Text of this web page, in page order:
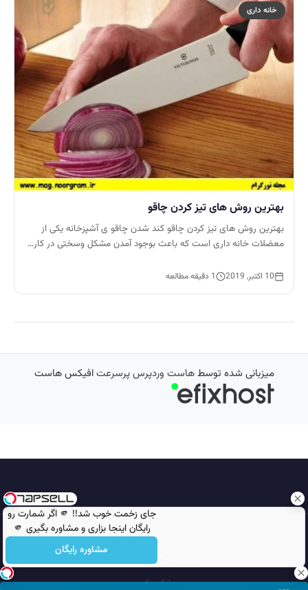
جای زخمت خوب شد!! 🫵 اگر شمارت رو
رایگان اینجا بزاری و مشاوره بگیری 🫵
مشاوره رایگان
خانه داری
بهترین روش های تیز کردن چاقو
بهترین روش های تیز کردن چاقو کند شدن چاقو ی آشپزخانه یکی از
معضلات خانه داری است که باعث بوجود آمدن مشکل وسختی در کار…
10 اکتبر, 2019 1 دقیقه مطالعه
میزبانی شده توسطهاست وردپرس پرسرعتافیکس هاست
تمامی حقوق محفوظ است © 2026
مجله نورگرام
انجمن نورگرام
بانک عکس